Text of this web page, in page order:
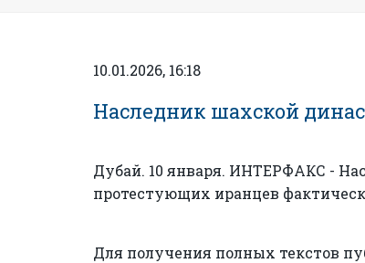
10.01.2026, 16:18
Наследник шахской
Дубай. 10 января. ИНТЕРФАКС -
протестующих иранцев
Для получения полных текстов